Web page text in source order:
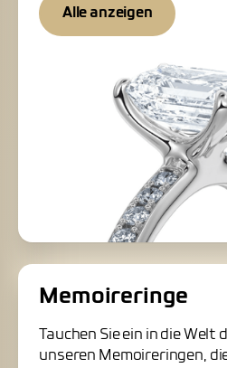
Alle anzeigen
Memoireringe
Tauchen Sie ein in die
unseren Memoireringen,